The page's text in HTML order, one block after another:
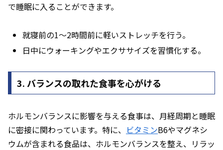
で睡眠に入ることができます。
就寝前の1〜2時間前に軽いストレッチを行う。
日中にウォーキングやエクササイズを習慣化する。
3. バランスの取れた食事を心がける
ホルモンバランスに影響を与える食事は、月経周期と睡眠
に密接に関わっています。特に、 ビタミンB6やマグネシ
ウムが含まれる食品は、ホルモンバランスを整え、リラッ